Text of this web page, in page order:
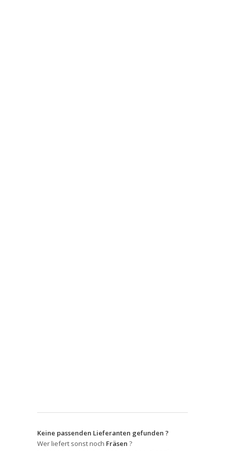
Keine passenden Lieferanten gefunden ?
Wer liefert sonst noch Fräsen ?